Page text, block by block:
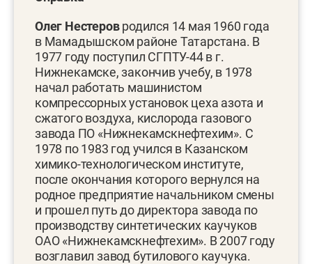
Олег Нестеровродился 14 мая 1960 года
в Мамадышском районе Татарстана. В
1977 году поступил СГПТУ-44 в г.
Нижнекамске, закончив учебу, в 1978
начал работать машинистом
компрессорных установок цеха азота и
сжатого воздуха, кислорода газового
завода ПО «Нижнекамскнефтехим». С
1978 по 1983 год учился в Казанском
химико-технологическом институте,
после окончания которого вернулся на
родное предприятие начальником смены
и прошел путь до директора завода по
производству синтетических каучуков
ОАО «Нижнекамскнефтехим». В 2007 году
возглавил завод бутилового каучука.